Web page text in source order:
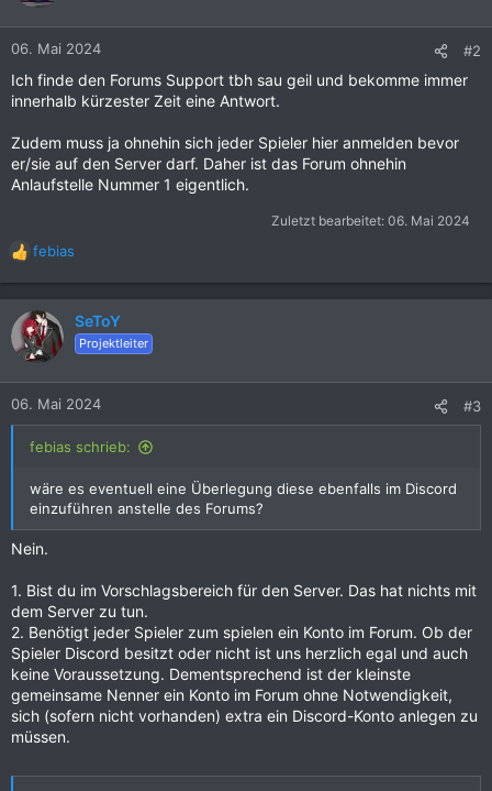
06. Mai 2024 #2
Ich finde den Forums Support tbh sau geil und bekomme immer
innerhalb kürzester Zeit eine Antwort.
Zudem muss ja ohnehin sich jeder Spieler hier anmelden bevor
er/sie auf den Server darf. Daher ist das Forum ohnehin
Anlaufstelle Nummer 1 eigentlich.
Zuletzt bearbeitet: 06. Mai 2024
R
e
a
k
t
n
febias
SeToY
Projektleiter
06. Mai 2024 #3
febias schrieb:
wäre es eventuell eine Überlegung diese ebenfalls im Discord
einzuführen anstelle des Forums?
Nein.
1. Bist du im Vorschlagsbereich für den Server. Das hat nichts mit
dem Server zu tun.
2. Benötigt jeder Spieler zum spielen ein Konto im Forum. Ob der
Spieler Discord besitzt oder nicht ist uns herzlich egal und auch
keine Voraussetzung. Dementsprechend ist der kleinste
gemeinsame Nenner ein Konto im Forum ohne Notwendigkeit,
sich (sofern nicht vorhanden) extra ein Discord-Konto anlegen zu
müssen.